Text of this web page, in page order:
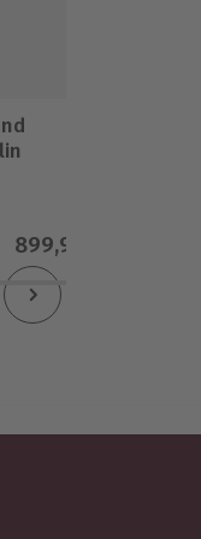
899,90 €